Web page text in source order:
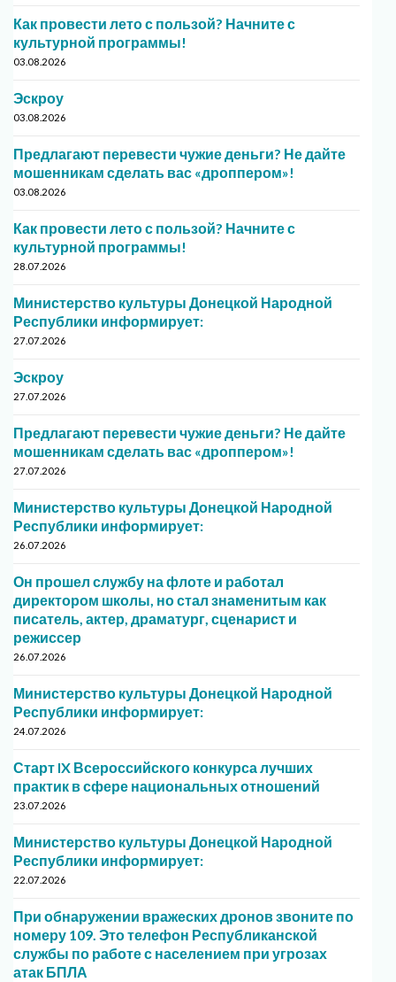
Как провести лето с пользой? Начните с
культурной программы!
03.08.2026
Эскроу
03.08.2026
Предлагают перевести чужие деньги? Не дайте
мошенникам сделать вас «дроппером»!
03.08.2026
Как провести лето с пользой? Начните с
культурной программы!
28.07.2026
Министерство культуры Донецкой Народной
Республики информирует:
27.07.2026
Эскроу
27.07.2026
Предлагают перевести чужие деньги? Не дайте
мошенникам сделать вас «дроппером»!
27.07.2026
Министерство культуры Донецкой Народной
Республики информирует:
26.07.2026
Он прошел службу на флоте и работал
директором школы, но стал знаменитым как
писатель, актер, драматург, сценарист и
режиссер
26.07.2026
Министерство культуры Донецкой Народной
Республики информирует:
24.07.2026
Старт IX Всероссийского конкурса лучших
практик в сфере национальных отношений
23.07.2026
Министерство культуры Донецкой Народной
Республики информирует:
22.07.2026
При обнаружении вражеских дронов звоните по
номеру 109. Это телефон Республиканской
службы по работе с населением при угрозах
атак БПЛА